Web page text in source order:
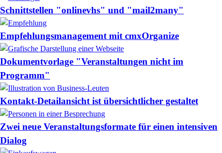
Schnittstellen "onlinevhs" und "mail2many"
Empfehlungsmanagement mit cmxOrganize
Dokumentvorlage "Veranstaltungen nicht im
Programm"
Kontakt-Detailansicht ist übersichtlicher gestaltet
Zwei neue Veranstaltungsformate für einen intensiven
Dialog